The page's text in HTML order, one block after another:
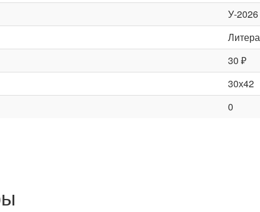
У-2026
30 ₽
30х42
0